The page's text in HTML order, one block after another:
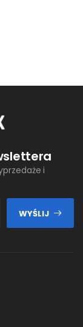
i
WYŚLIJ